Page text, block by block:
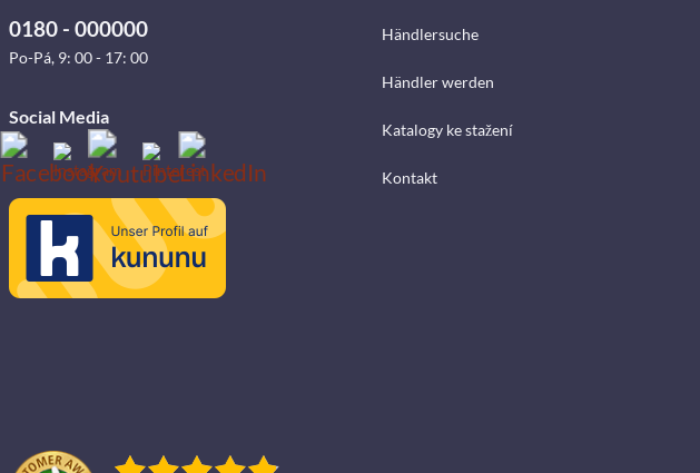
0180 - 000000
Po-Pá, 9: 00 - 17: 00
Social Media
Händlersuche
Händler werden
Katalogy ke stažení
Kontakt